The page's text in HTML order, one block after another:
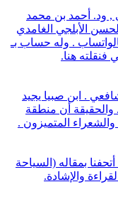
, ود. أحمد بن محمد
الأبلجي الغامدي
. وله حساب بـ
فنقلته هنا.
. ابن صبيا يجيد
أن منطقة
والشعراء المتميزون .
بمقاله (السياحة
والإشادة.